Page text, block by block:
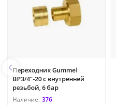
Переходник Gummel
ВР3/4"-20 с внутренней
резьбой, 6 бар
376